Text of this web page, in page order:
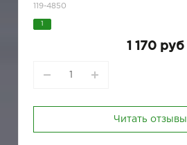
119-4850
1 170 руб
Читать отзывы